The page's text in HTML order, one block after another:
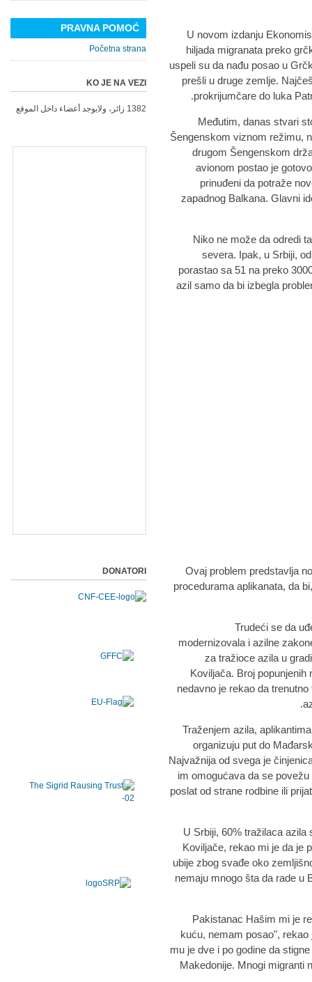
U novom izdanju
hiljada migranata preko
uspeli su da nađu posao u
prešli u druge zemlje.
prokrijumčare do luka
Međutim, danas stvari
Šengenskom viznom režimu,
drugom Šengenskom
avionom postao je
prinuđeni da potraže
zapadnog Balkana. Glavni
Niko ne može da odredi
severa. Ipak, u Srbiji,
porastao sa 51 na preko
azil samo da bi izbegla
Ovaj problem predstavlja
procedurama aplikanata, da
Trudeći se da
modernizovala i azilne
za tražioce azila u
Koviljača. Broj
nedavno je rekao da
Traženjem azila,
organizuju put do
Najvažnija od svega je
im omogućava da se
poslat od strane rodbine ili
U Srbiji, 60% tražilaca azila
Koviljače, rekao mi je da je
ubije zbog svađe oko
nemaju mnogo šta da rade u
Pakistanac Hašim mi je
kuću, nemam posao",
mu je dve i po godine da
Makedonije. Mnogi migranti
PRAVNA POMOĆ
Početna strana
KO JE NA VEZI
1382 زائر، ولايوجد أعضاء داخل الموقع
DONATORI